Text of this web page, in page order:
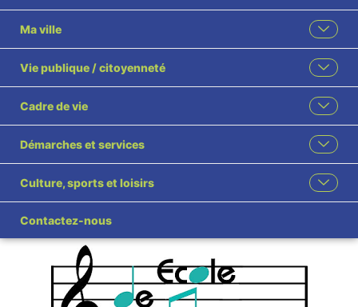
Ma ville
Vie publique / citoyenneté
Cadre de vie
Démarches et services
Culture, sports et loisirs
Contactez-nous
Ecole de Musique
Audition de Noël
Ecole de Musique Audition de Noël